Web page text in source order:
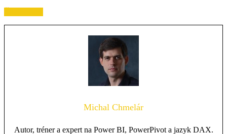
Michal Chmelár
Autor, tréner a expert na Power BI, PowerPivot a jazyk DAX.